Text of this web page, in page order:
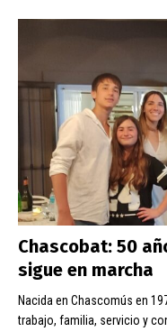
Chascobat: 50
sigue en marcha
Nacida en Chascomús en
trabajo, familia, servicio y